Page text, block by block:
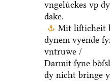
vngeluͤckes vp
dake.
Mit liſticheit
dynem vyende
vntruwe /
Darmit ſyne
dy nicht bringe